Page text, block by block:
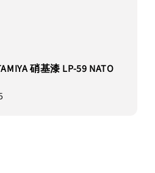
硝基漆 LP-59 NATO